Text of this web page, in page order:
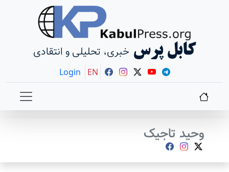
کابل پرس خبری، تحلیلی و انتقادی
Login EN
وحید تاجیک